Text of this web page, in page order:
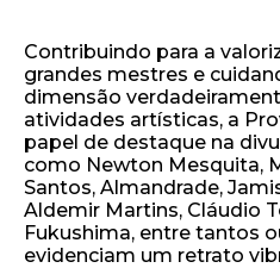
Contribuindo para a
grandes mestres e
dimensão
atividades artísticas, a
papel de destaque na
como Newton Mesquita,
Santos, Almandrade,
Aldemir Martins, Cláudio
Fukushima, entre tantos
evidenciam um retrato